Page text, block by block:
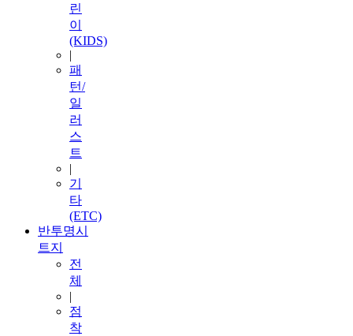
린
이
(KIDS)
|
패
턴/
일
러
스
트
|
기
타
(ETC)
반투명시
트지
전
체
|
점
착